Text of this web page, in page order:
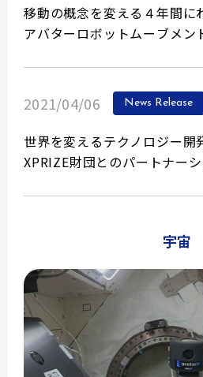
移動の概念を変える４年間に
アバターロボットムーブメン
優勝チームが決定しました
2021/04/06 News Release
世界を変えるテクノロジー開
XPRIZE財団とのパートナー
XPRIZEの実現に向けて〜
宇宙